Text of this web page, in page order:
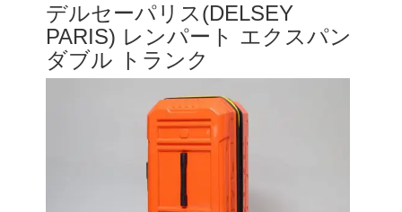
デルセーパリス(DELSEY
PARIS) レンパート エクスパン
ダブル トランク